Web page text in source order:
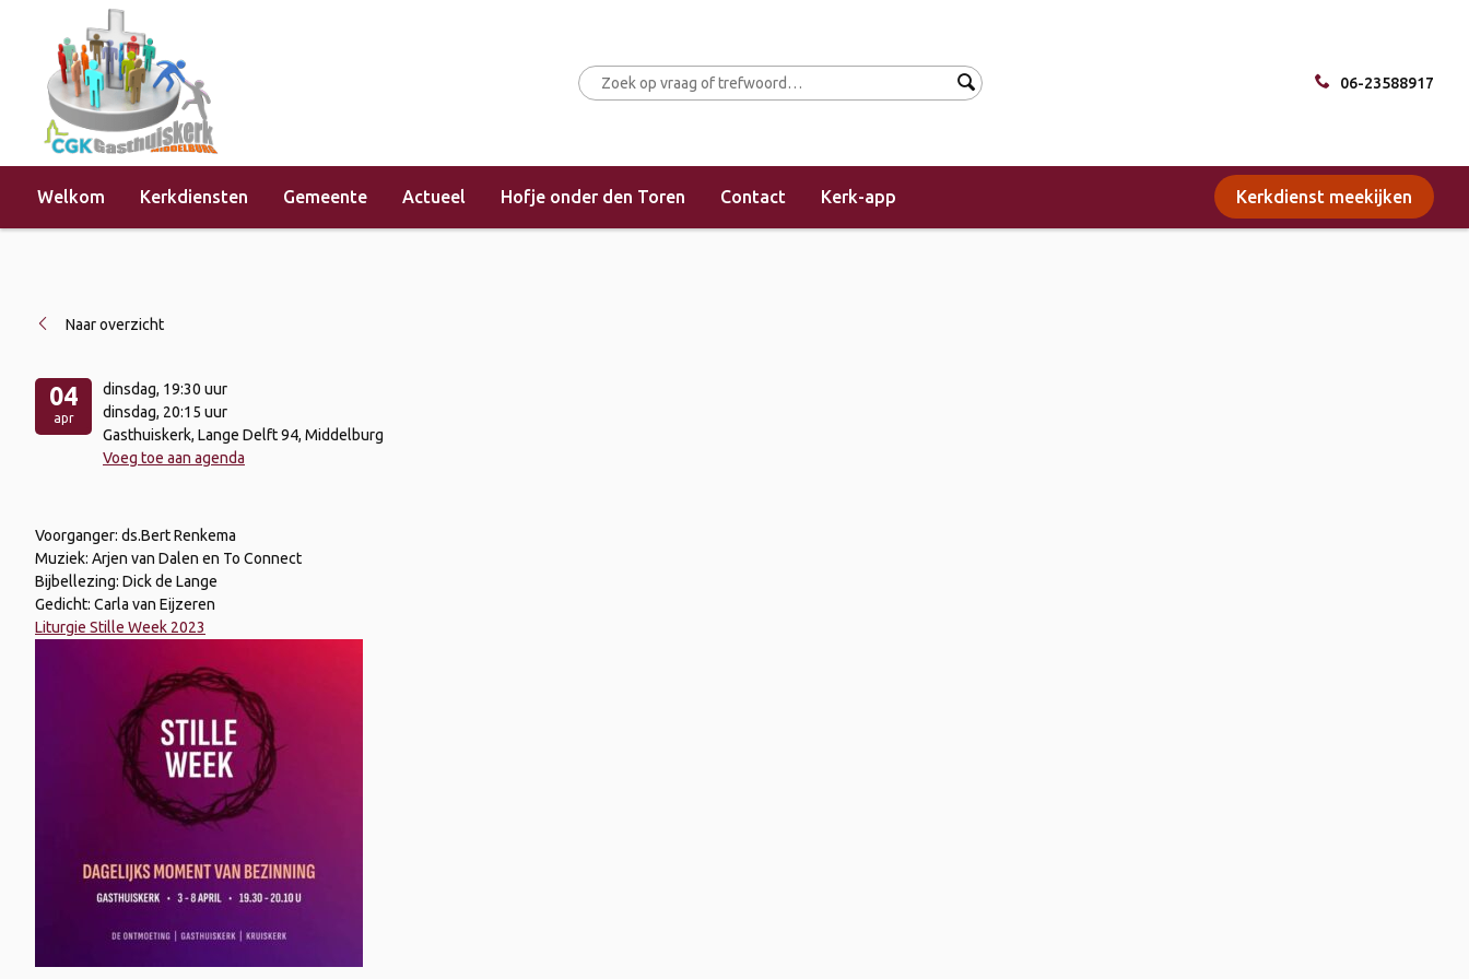
06-23588917
Welkom Kerkdiensten Gemeente Actueel Hofje onder den Toren Contact Kerk-app Kerkdienst meekijken
Home »Evenementen »Stille Week vespers – “de strijd ontbrandt”
Naar overzicht
04
apr
dinsdag, 19:30 uur
dinsdag, 20:15 uur
Gasthuiskerk, Lange Delft 94, Middelburg
Voeg toe aan agenda
Voorganger: ds.Bert Renkema
Muziek: Arjen van Dalen en To Connect
Bijbellezing: Dick de Lange
Gedicht: Carla van Eijzeren
Liturgie Stille Week 2023